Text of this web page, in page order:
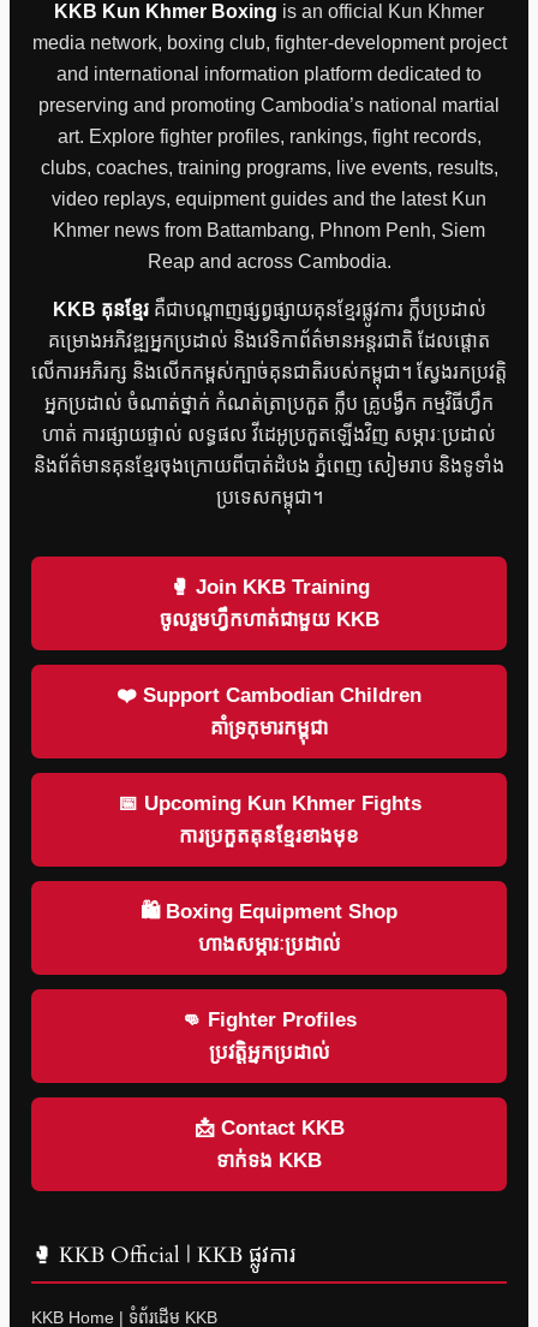
KKB Kun Khmer Boxing is an official Kun Khmer
media network, boxing club, fighter-development project
and international information platform dedicated to
preserving and promoting Cambodia’s national martial
art. Explore fighter profiles, rankings, fight records,
clubs, coaches, training programs, live events, results,
video replays, equipment guides and the latest Kun
Khmer news from Battambang, Phnom Penh, Siem
Reap and across Cambodia.
KKB គុនខ្មែរគឺជាបណ្តាញផ្សព្វផ្សាយគុនខ្មែរផ្លូវការ ក្លឹបប្រដាល់
គម្រោងអភិវឌ្ឍអ្នកប្រដាល់ និងវេទិកាព័ត៌មានអន្តរជាតិ ដែលផ្តោត
លើការអភិរក្ស និងលើកកម្ពស់ក្បាច់គុនជាតិរបស់កម្ពុជា។ ស្វែងរកប្រវត្តិ
អ្នកប្រដាល់ ចំណាត់ថ្នាក់ កំណត់ត្រាប្រកួត ក្លឹប គ្រូបង្វឹក កម្មវិធីហ្វឹក
ហាត់ ការផ្សាយផ្ទាល់ លទ្ធផល វីដេអូប្រកួតឡើងវិញ សម្ភារៈប្រដាល់
និងព័ត៌មានគុនខ្មែរចុងក្រោយពីបាត់ដំបង ភ្នំពេញ សៀមរាប និងទូទាំង
ប្រទេសកម្ពុជា។
🥊 Join KKB Training
ចូលរួមហ្វឹកហាត់ជាមួយ KKB
❤️ Support Cambodian Children
គាំទ្រកុមារកម្ពុជា
📅 Upcoming Kun Khmer Fights
ការប្រកួតគុនខ្មែរខាងមុខ
🛍 Boxing Equipment Shop
ហាងសម្ភារៈប្រដាល់
👊 Fighter Profiles
ប្រវត្តិអ្នកប្រដាល់
📩 Contact KKB
ទាក់ទង KKB
🥊 KKB Official | KKB ផ្លូវការ
KKB Home | ទំព័រដើម KKB